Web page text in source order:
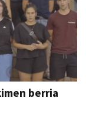
berria